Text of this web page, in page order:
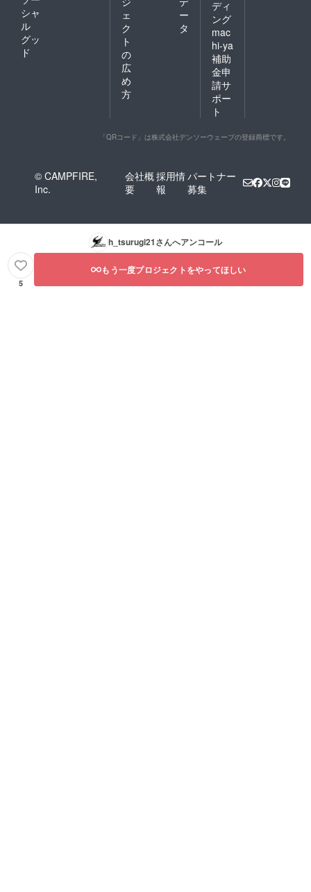
シャ
ル
グッ
ド
ェ
ク
ト
の
広
め
方
ー
タ
ディ
ング
mac
hi-ya
補助
金申
請サ
ポー
ト
「QRコード」は株式会社デンソーウェーブの登録商標です。
© CAMPFIRE,
Inc.
会社概
要
採用情
報
パートナー
募集
h_tsurugi21さんへアンコール
5
もう一度プロジェクトをやってほしい